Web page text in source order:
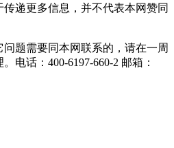
递更多信息，并不代表本网赞同
题需要同本网联系的，请在一周
电话：400-6197-660-2 邮箱：